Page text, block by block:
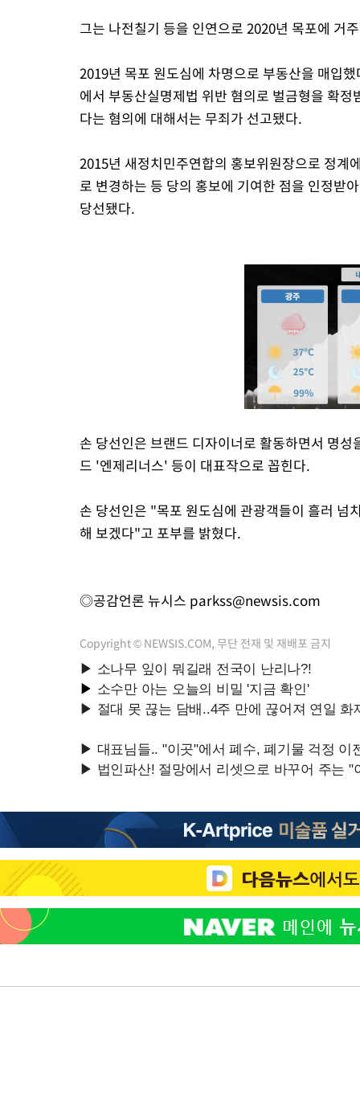
그는 나전칠기 등을 인연으로 2020년 목포에 거
2019년 목포 원도심에 차명으로 부동산을 매입
에서 부동산실명제법 위반 혐의로 벌금형을 확
다는 혐의에 대해서는 무죄가 선고됐다.
2015년 새정치민주연합의 홍보위원장으로 정
로 변경하는 등 당의 홍보에 기여한 점을 인정받
당선됐다.
손 당선인은 브랜드 디자이너로 활동하면서 명
드 '엔제리너스' 등이 대표작으로 꼽힌다.
손 당선인은 "목포 원도심에 관광객들이 흘러
해 보겠다"고 포부를 밝혔다.
◎공감언론 뉴시스 parkss@newsis.com
Copyright © NEWSIS.COM, 무단 전재 및 재배포 금지